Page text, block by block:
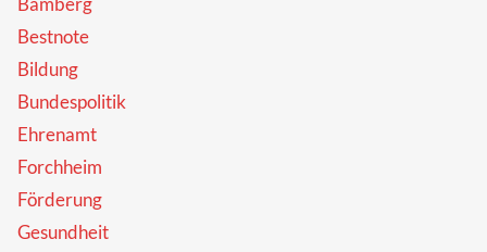
Bestnote
Bildung
Bundespolitik
Ehrenamt
Forchheim
Förderung
Gesundheit